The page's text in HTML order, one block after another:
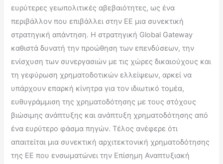
ευρύτερες γεωπολιτικές αβεβαιότητες, ως ένα
περιβάλλον που επιβάλλει στην ΕΕ μια συνεκτική
στρατηγική απάντηση. Η στρατηγική Global Gateway
καθιστά δυνατή την προώθηση των επενδύσεων, την
ενίσχυση των συνεργασιών με τις χώρες δικαιούχους και
τη γεφύρωση χρηματοδοτικών ελλείψεων, αρκεί να
υπάρχουν επαρκή κίνητρα για τον ιδιωτικό τομέα,
ευθυγράμμιση της χρηματοδότησης με τους στόχους
βιώσιμης ανάπτυξης και ανάπτυξη χρηματοδότησης από
ένα ευρύτερο φάσμα πηγών. Τέλος ανέφερε ότι
απαιτείται μια συνεκτική αρχιτεκτονική χρηματοδότησης
της ΕΕ που ενσωματώνει την Επίσημη Αναπτυξιακή